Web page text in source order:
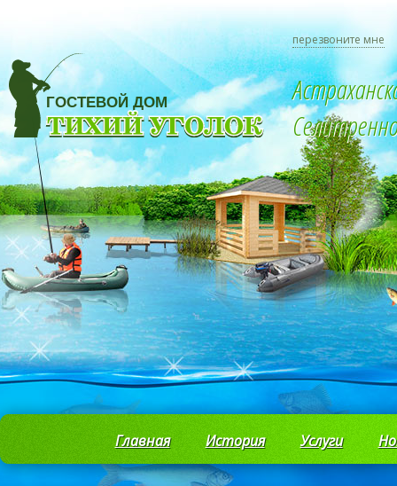
перезвоните мне
Главная История Услуги